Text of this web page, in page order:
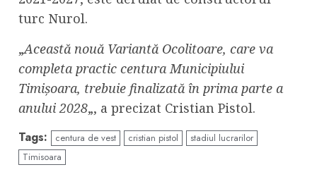
turc Nurol.
„Această nouă Variantă Ocolitoare, care va
completa practic centura Municipiului
Timișoara, trebuie finalizată în prima parte a
anului 2028„, a precizat Cristian Pistol.
Tags: centura de vest cristian pistol
stadiul lucrarilor
Timisoara